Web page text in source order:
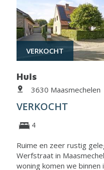
VERKOCHT
Huis
3630 Maasmechelen
VERKOCHT
4
Ruime en zeer rustig
Werfstraat in
woning komen we binnen